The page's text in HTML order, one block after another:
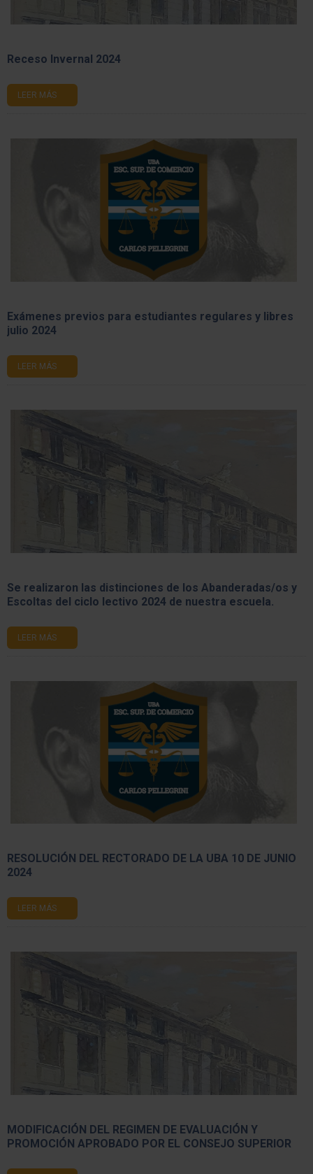
Receso Invernal 2024
LEER MÁS
Exámenes previos para estudiantes regulares y libres
julio 2024
LEER MÁS
Se realizaron las distinciones de los Abanderadas/os y
Escoltas del ciclo lectivo 2024 de nuestra escuela.
LEER MÁS
RESOLUCIÓN DEL RECTORADO DE LA UBA 10 DE JUNIO
2024
LEER MÁS
MODIFICACIÓN DEL REGIMEN DE EVALUACIÓN Y
PROMOCIÓN APROBADO POR EL CONSEJO SUPERIOR